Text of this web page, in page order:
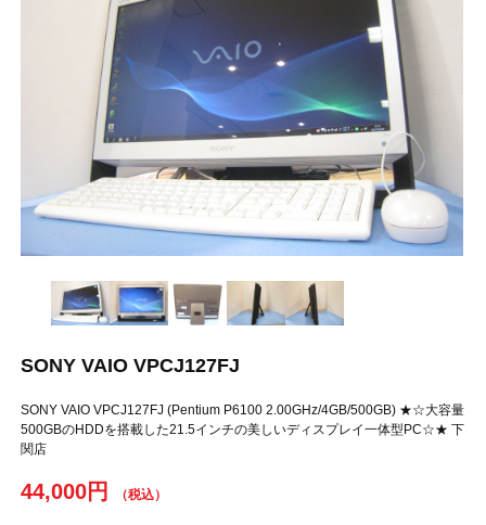
SONY VAIO VPCJ127FJ
SONY VAIO VPCJ127FJ (Pentium P6100 2.00GHz/4GB/500GB) ★☆大容量
500GBのHDDを搭載した21.5インチの美しいディスプレイ一体型PC☆★ 下
関店
44,000円